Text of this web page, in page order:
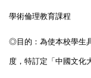
學術倫理教育課程
◎目的：為使本校學生
度，特訂定「中國文化